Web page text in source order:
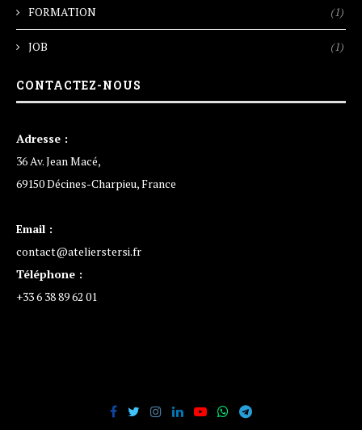
FORMATION (1)
JOB (1)
CONTACTEZ-NOUS
Adresse :
36 Av. Jean Macé,
69150 Décines-Charpieu, France
Email :
contact@atelierstersi.fr
Téléphone :
+33 6 38 89 62 01